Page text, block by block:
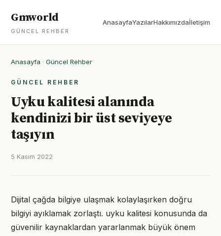
Gmworld
GÜNCEL REHBER
AnasayfaYazılarHakkımızdaİletişim
Anasayfa · Güncel Rehber
GÜNCEL REHBER
Uyku kalitesi alanında
kendinizi bir üst seviyeye
taşıyın
5 Kasım 2022
Dijital çağda bilgiye ulaşmak kolaylaşırken doğru
bilgiyi ayıklamak zorlaştı. uyku kalitesi konusunda da
güvenilir kaynaklardan yararlanmak büyük önem